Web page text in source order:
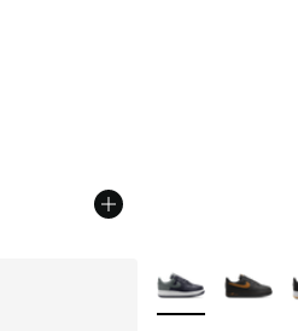
Plus de couleurs